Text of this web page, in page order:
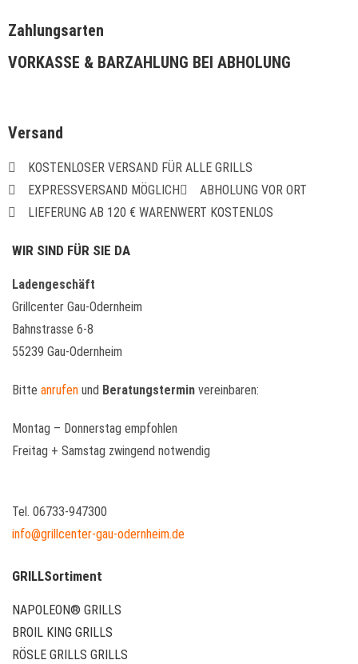
Zahlungsarten
VORKASSE & BARZAHLUNG BEI ABHOLUNG
Versand
KOSTENLOSER VERSAND FÜR ALLE GRILLS
EXPRESSVERSAND MÖGLICH
ABHOLUNG VOR ORT
LIEFERUNG AB 120 € WARENWERT KOSTENLOS
WIR SIND FÜR SIE DA
Ladengeschäft
Grillcenter Gau-Odernheim
Bahnstrasse 6-8
55239 Gau-Odernheim
Bitte anrufen und Beratungstermin vereinbaren:
Montag – Donnerstag empfohlen
Freitag + Samstag zwingend notwendig
Tel. 06733-947300
info@grillcenter-gau-odernheim.de
GRILLSortiment
NAPOLEON® GRILLS
BROIL KING GRILLS
RÖSLE GRILLS GRILLS